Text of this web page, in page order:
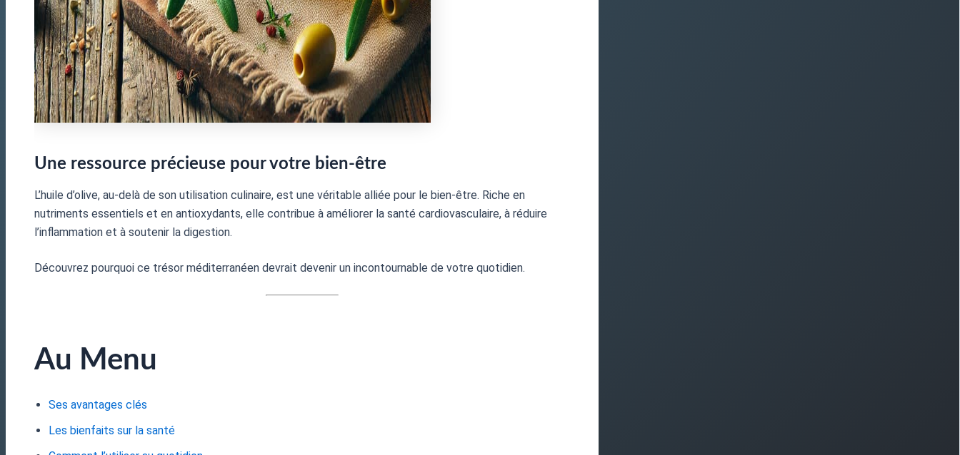
Une ressource précieuse pour votre bien-être
L’huile d’olive, au-delà de son utilisation culinaire, est une véritable alliée pour le bien-être. Riche en
nutriments essentiels et en antioxydants, elle contribue à améliorer la santé cardiovasculaire, à réduire
l’inflammation et à soutenir la digestion.
Découvrez pourquoi ce trésor méditerranéen devrait devenir un incontournable de votre quotidien.
Au Menu
Ses avantages clés
Les bienfaits sur la santé